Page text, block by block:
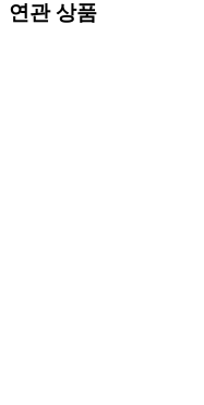
연관 상품